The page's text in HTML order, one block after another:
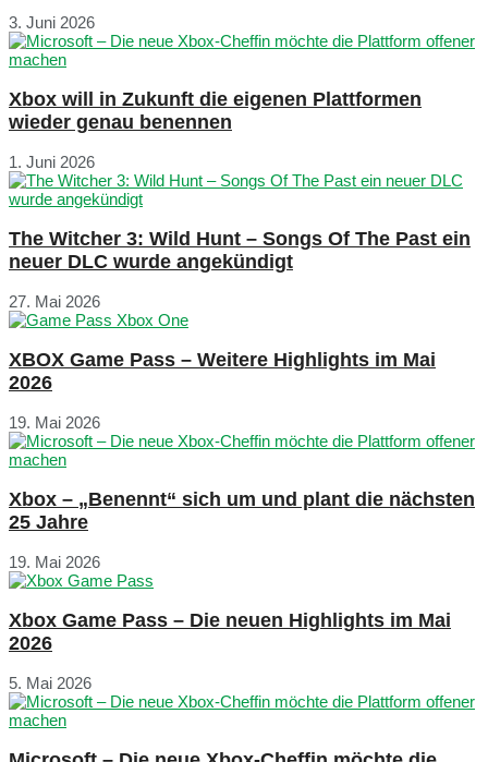
3. Juni 2026
Xbox will in Zukunft die eigenen Plattformen
wieder genau benennen
1. Juni 2026
The Witcher 3: Wild Hunt – Songs Of The Past ein
neuer DLC wurde angekündigt
27. Mai 2026
XBOX Game Pass – Weitere Highlights im Mai
2026
19. Mai 2026
Xbox – „Benennt“ sich um und plant die nächsten
25 Jahre
19. Mai 2026
Xbox Game Pass – Die neuen Highlights im Mai
2026
5. Mai 2026